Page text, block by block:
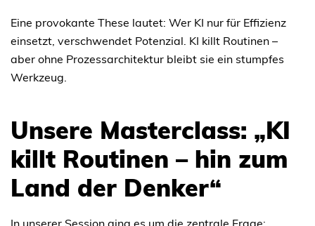
Eine provokante These lautet: Wer KI nur für Effizienz
einsetzt, verschwendet Potenzial. KI killt Routinen –
aber ohne Prozessarchitektur bleibt sie ein stumpfes
Werkzeug.
Unsere Masterclass: „KI
killt Routinen – hin zum
Land der Denker“